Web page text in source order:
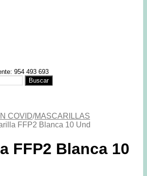
954 493 693
Buscar
COVID/MASCARILLAS
FFP2 Blanca 10 Und
FFP2 Blanca 10